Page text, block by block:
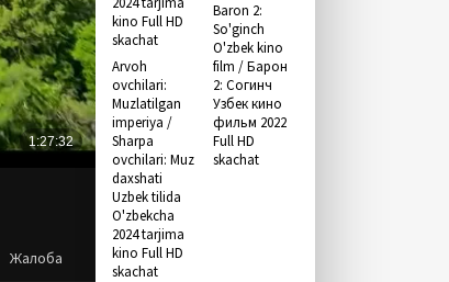
Жалоба
Arvoh
ovchilari:
Muzlatilgan
imperiya /
Sharpa
ovchilari: Muz
daxshati
Uzbek tilida
O'zbekcha
2024 tarjima
kino Full HD
skachat
Baron 2:
So'ginch
O'zbek kino
film / Барон
2: Согинч
Узбек кино
фильм 2022
Full HD
skachat